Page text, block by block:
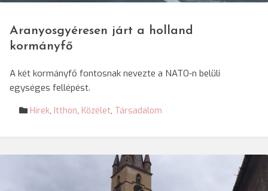
Aranyosgyéresen járt a holland
kormányfő
A két kormányfő fontosnak nevezte a NATO-n belüli
egységes fellépést.
Hírek, Itthon, Közélet, Társadalom